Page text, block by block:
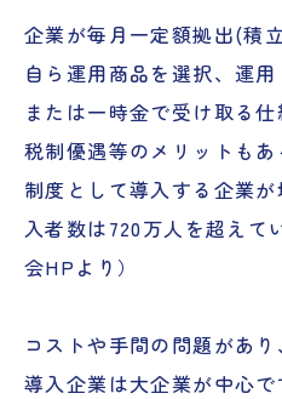
企業が毎月一定額拠出(積
自ら運用商品を選択、運
または一時金で受け取る仕
税制優遇等のメリットも
制度として導入する企業
入者数は720万人を超えて
会HPより）
コストや手間の問題があ
導入企業は大企業が中心